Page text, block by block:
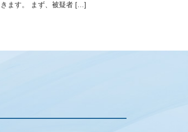
きます。 まず、被疑者 […]